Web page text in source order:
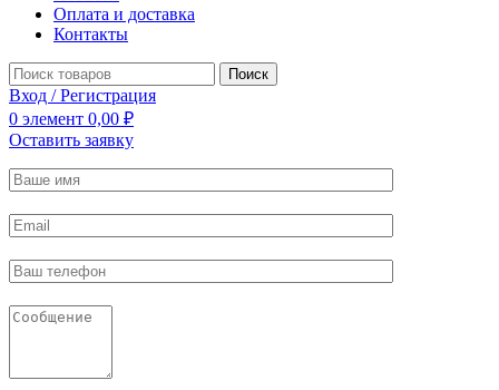
Оплата и доставка
Контакты
Поиск
Вход / Регистрация
0 элемент 0,00 ₽
Оставить заявку